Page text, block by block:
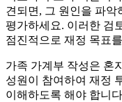
견되면, 그 원인을 파악
평가하세요. 이러한 검
점진적으로 재정 목표
가족 가계부 작성은 혼
성원이 참여하여 재정
이해하도록 해야 합니